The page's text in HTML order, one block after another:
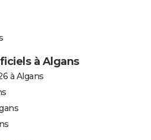
à Algans
à Algans